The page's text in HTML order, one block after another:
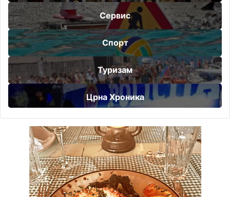
Сервис
Спорт
Туризам
Црна Хроника